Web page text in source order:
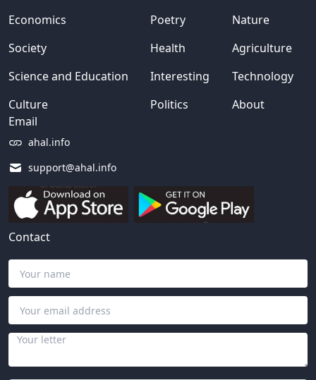
Email
ahal.info
support@ahal.info
Economics
Society
Science and Education
Culture
Poetry
Health
Interesting
Politics
Nature
Agriculture
Technology
About
Contact